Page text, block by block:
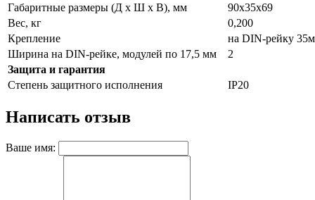
Габаритные размеры (Д х Ш х В), мм
90х35х69
Вес, кг
0,200
Крепление
на DIN-рейку
Ширина на DIN-рейке, модулей по 17,5 мм
2
Защита и гарантия
Степень защитного исполнения
IP20
Написать отзыв
Ваше имя: